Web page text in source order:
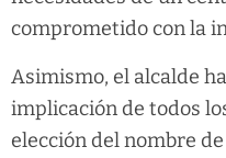
comprometido con la
Asimismo, el alcalde
implicación de todos
elección del nombre